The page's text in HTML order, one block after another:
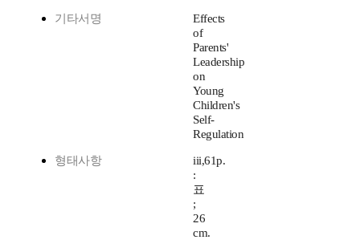
기타서명
Effects
of
Parents'
Leadership
on
Young
Children's
Self-
Regulation
형태사항
iii,61p.
:
표
;
26
cm.